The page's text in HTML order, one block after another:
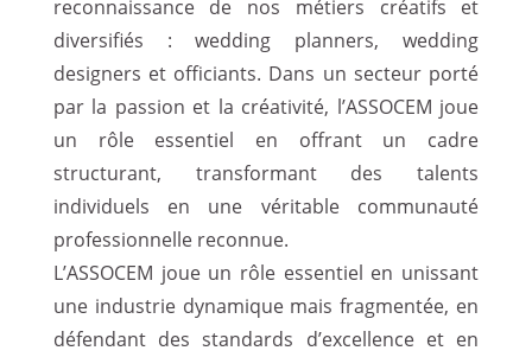
reconnaissance de nos métiers créatifs et
diversifiés : wedding planners, wedding
designers et officiants. Dans un secteur porté
par la passion et la créativité, l’ASSOCEM joue
un rôle essentiel en offrant un cadre
structurant, transformant des talents
individuels en une véritable communauté
professionnelle reconnue.
L’ASSOCEM joue un rôle essentiel en unissant
une industrie dynamique mais fragmentée, en
défendant des standards d’excellence et en